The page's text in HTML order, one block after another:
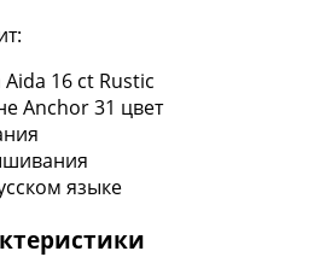
16 ct Rustic
Anchor 31 цвет
языке